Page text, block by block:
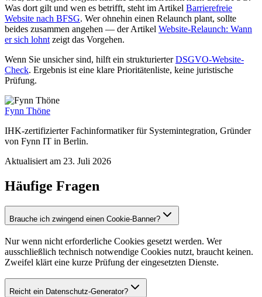
Was dort gilt und wen es betrifft, steht im Artikel Barrierefreie
Website nach BFSG. Wer ohnehin einen Relaunch plant, sollte
beides zusammen angehen — der Artikel Website-Relaunch: Wann
er sich lohnt zeigt das Vorgehen.
Wenn Sie unsicher sind, hilft ein strukturierter DSGVO-Website-
Check. Ergebnis ist eine klare Prioritätenliste, keine juristische
Prüfung.
Fynn Thöne
IHK-zertifizierter Fachinformatiker für Systemintegration, Gründer
von Fynn IT in Berlin.
Aktualisiert am 23. Juli 2026
Häufige Fragen
Brauche ich zwingend einen Cookie-Banner?
Nur wenn nicht erforderliche Cookies gesetzt werden. Wer
ausschließlich technisch notwendige Cookies nutzt, braucht keinen.
Zweifel klärt eine kurze Prüfung der eingesetzten Dienste.
Reicht ein Datenschutz-Generator?